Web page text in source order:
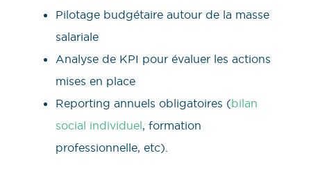
Pilotage budgétaire autour de la masse
salariale
Analyse de KPI pour évaluer les actions
mises en place
Reporting annuels obligatoires (bilan
social individuel, formation
professionnelle, etc).